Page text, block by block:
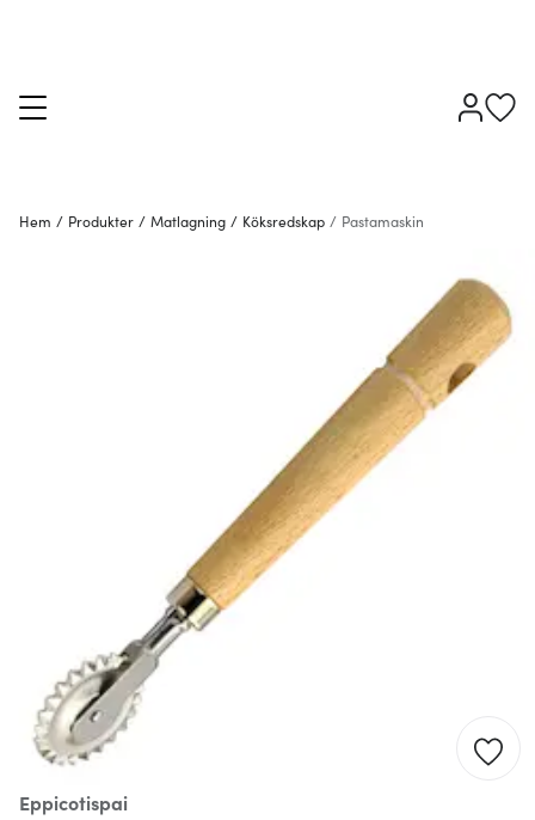
Hem / Produkter / Matlagning / Köksredskap / Pastamaskin
Eppicotispai